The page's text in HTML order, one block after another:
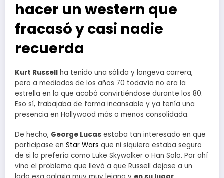
hacer un western que
fracasó y casi nadie
recuerda
Kurt Russell ha tenido una sólida y longeva carrera,
pero a mediados de los años 70 todavía no era la
estrella en la que acabó convirtiéndose durante los 80.
Eso sí, trabajaba de forma incansable y ya tenía una
presencia en Hollywood más o menos consolidada.
De hecho, George Lucas estaba tan interesado en que
participase en Star Wars que ni siquiera estaba seguro
de si lo prefería como Luke Skywalker o Han Solo. Por ahí
vino el problema que llevó a que Russell dejase a un